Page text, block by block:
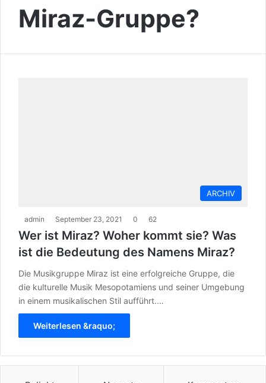
Miraz-Gruppe?
ARCHIV
admin September 23, 2021 0 62
Wer ist Miraz? Woher kommt sie? Was
ist die Bedeutung des Namens Miraz?
Die Musikgruppe Miraz ist eine erfolgreiche Gruppe, die
die kulturelle Musik Mesopotamiens und seiner Umgebung
in einem musikalischen Stil aufführt.…
Weiterlesen &raquo;